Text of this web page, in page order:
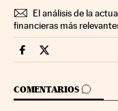
El análisis de la
financieras más
Economia Cinco
Economia
COMENTARIOS
IR A LOS